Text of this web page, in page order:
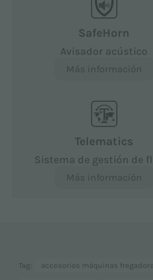
SafeHorn
Avisador acústico
Más información
Telematics
Sistema de gestión de
Más información
Tag: accesorios máquinas